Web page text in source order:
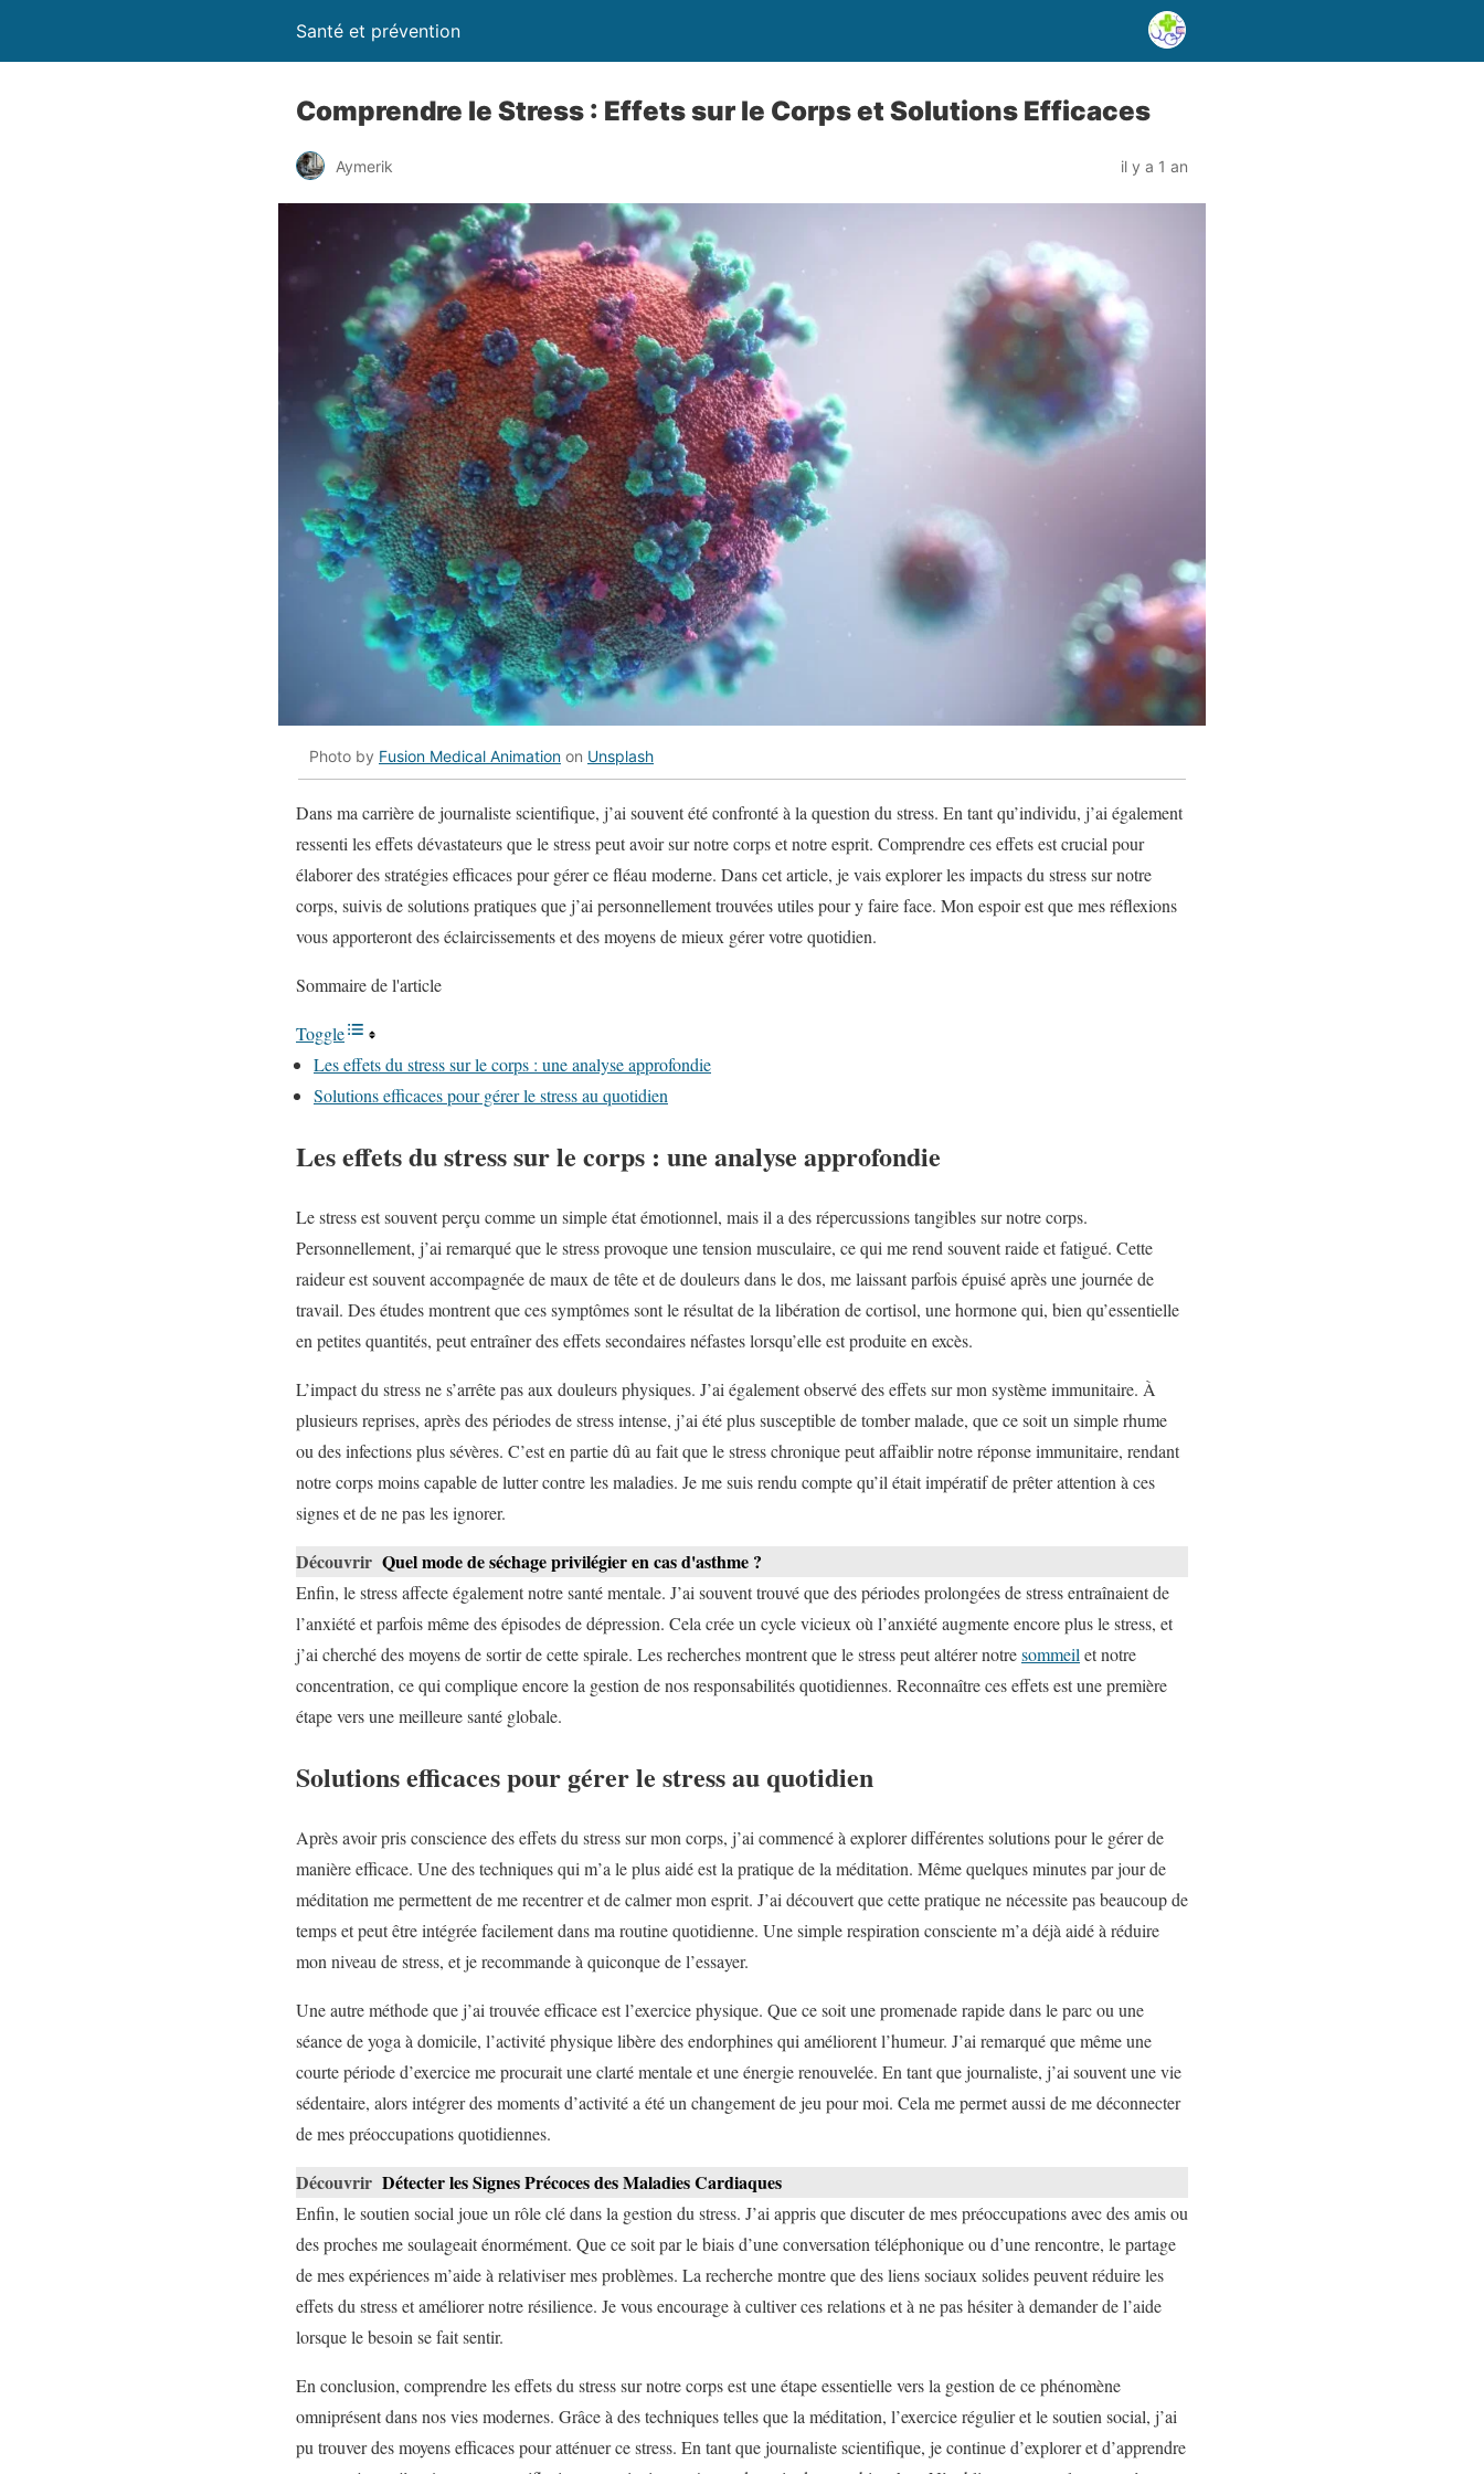
Santé et prévention
Comprendre le Stress : Effets sur le Corps et Solutions Efficaces
Aymerik il y a 1 an
Photo by Fusion Medical Animation on Unsplash
Dans ma carrière de journaliste scientifique, j’ai souvent été confronté à la question du stress. En tant qu’individu, j’ai également
ressenti les effets dévastateurs que le stress peut avoir sur notre corps et notre esprit. Comprendre ces effets est crucial pour
élaborer des stratégies efficaces pour gérer ce fléau moderne. Dans cet article, je vais explorer les impacts du stress sur notre
corps, suivis de solutions pratiques que j’ai personnellement trouvées utiles pour y faire face. Mon espoir est que mes réflexions
vous apporteront des éclaircissements et des moyens de mieux gérer votre quotidien.
Sommaire de l'article
Toggle
Les effets du stress sur le corps : une analyse approfondie
Solutions efficaces pour gérer le stress au quotidien
Les effets du stress sur le corps : une analyse approfondie
Le stress est souvent perçu comme un simple état émotionnel, mais il a des répercussions tangibles sur notre corps.
Personnellement, j’ai remarqué que le stress provoque une tension musculaire, ce qui me rend souvent raide et fatigué. Cette
raideur est souvent accompagnée de maux de tête et de douleurs dans le dos, me laissant parfois épuisé après une journée de
travail. Des études montrent que ces symptômes sont le résultat de la libération de cortisol, une hormone qui, bien qu’essentielle
en petites quantités, peut entraîner des effets secondaires néfastes lorsqu’elle est produite en excès.
L’impact du stress ne s’arrête pas aux douleurs physiques. J’ai également observé des effets sur mon système immunitaire. À
plusieurs reprises, après des périodes de stress intense, j’ai été plus susceptible de tomber malade, que ce soit un simple rhume
ou des infections plus sévères. C’est en partie dû au fait que le stress chronique peut affaiblir notre réponse immunitaire, rendant
notre corps moins capable de lutter contre les maladies. Je me suis rendu compte qu’il était impératif de prêter attention à ces
signes et de ne pas les ignorer.
Découvrir Quel mode de séchage privilégier en cas d'asthme ?
Enfin, le stress affecte également notre santé mentale. J’ai souvent trouvé que des périodes prolongées de stress entraînaient de
l’anxiété et parfois même des épisodes de dépression. Cela crée un cycle vicieux où l’anxiété augmente encore plus le stress, et
j’ai cherché des moyens de sortir de cette spirale. Les recherches montrent que le stress peut altérer notresommeil et notre
concentration, ce qui complique encore la gestion de nos responsabilités quotidiennes. Reconnaître ces effets est une première
étape vers une meilleure santé globale.
Solutions efficaces pour gérer le stress au quotidien
Après avoir pris conscience des effets du stress sur mon corps, j’ai commencé à explorer différentes solutions pour le gérer de
manière efficace. Une des techniques qui m’a le plus aidé est la pratique de la méditation. Même quelques minutes par jour de
méditation me permettent de me recentrer et de calmer mon esprit. J’ai découvert que cette pratique ne nécessite pas beaucoup de
temps et peut être intégrée facilement dans ma routine quotidienne. Une simple respiration consciente m’a déjà aidé à réduire
mon niveau de stress, et je recommande à quiconque de l’essayer.
Une autre méthode que j’ai trouvée efficace est l’exercice physique. Que ce soit une promenade rapide dans le parc ou une
séance de yoga à domicile, l’activité physique libère des endorphines qui améliorent l’humeur. J’ai remarqué que même une
courte période d’exercice me procurait une clarté mentale et une énergie renouvelée. En tant que journaliste, j’ai souvent une vie
sédentaire, alors intégrer des moments d’activité a été un changement de jeu pour moi. Cela me permet aussi de me déconnecter
de mes préoccupations quotidiennes.
Découvrir Détecter les Signes Précoces des Maladies Cardiaques
Enfin, le soutien social joue un rôle clé dans la gestion du stress. J’ai appris que discuter de mes préoccupations avec des amis ou
des proches me soulageait énormément. Que ce soit par le biais d’une conversation téléphonique ou d’une rencontre, le partage
de mes expériences m’aide à relativiser mes problèmes. La recherche montre que des liens sociaux solides peuvent réduire les
effets du stress et améliorer notre résilience. Je vous encourage à cultiver ces relations et à ne pas hésiter à demander de l’aide
lorsque le besoin se fait sentir.
En conclusion, comprendre les effets du stress sur notre corps est une étape essentielle vers la gestion de ce phénomène
omniprésent dans nos vies modernes. Grâce à des techniques telles que la méditation, l’exercice régulier et le soutien social, j’ai
pu trouver des moyens efficaces pour atténuer ce stress. En tant que journaliste scientifique, je continue d’explorer et d’apprendre